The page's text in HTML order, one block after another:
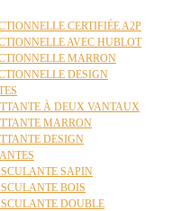
CERTIFIÉE A2P
AVEC HUBLOT
MARRON
DESIGN
À DEUX VANTAUX
MARRON
DESIGN
SAPIN
BOIS
DOUBLE